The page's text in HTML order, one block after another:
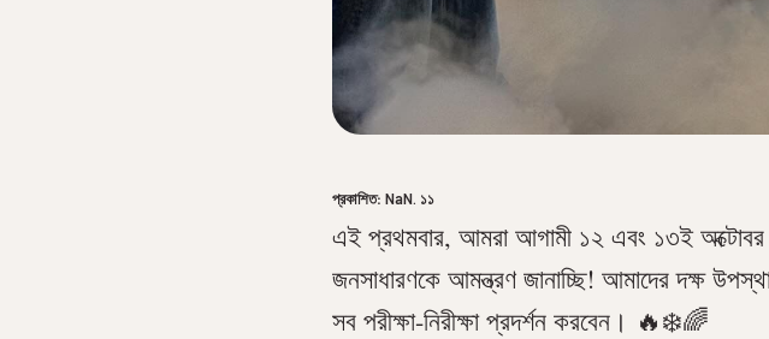
প্রকাশিত: NaN. ১১
এই প্রথমবার, আমরা আগামী ১২ এবং ১৩ই অক্টোবর
জনসাধারণকে আমন্ত্রণ জানাচ্ছি! আমাদের দক্ষ
সব পরীক্ষা-নিরীক্ষা প্রদর্শন করবেন। 🔥❄️🌈